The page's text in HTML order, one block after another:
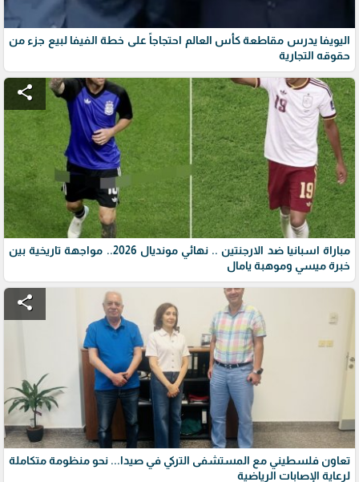
اليويفا يدرس مقاطعة كأس العالم احتجاجاً على خطة الفيفا لبيع جزء من
حقوقه التجارية
share
مباراة اسبانيا ضد الارجنتين .. نهائي مونديال 2026.. مواجهة تاريخية بين
خبرة ميسي وموهبة يامال
share
تعاون فلسطيني مع المستشفى التركي في صيدا... نحو منظومة متكاملة
لرعاية الإصابات الرياضية